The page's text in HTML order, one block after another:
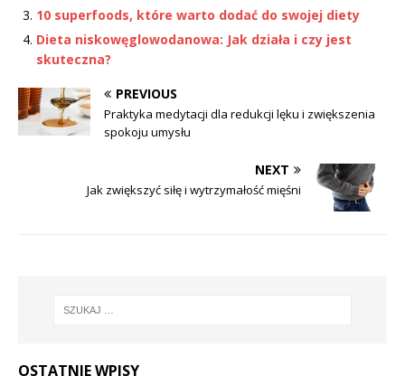
10 superfoods, które warto dodać do swojej diety
Dieta niskowęglowodanowa: Jak działa i czy jest
skuteczna?
PREVIOUS
Praktyka medytacji dla redukcji lęku i zwiększenia
spokoju umysłu
NEXT
Jak zwiększyć siłę i wytrzymałość mięśni
OSTATNIE WPISY